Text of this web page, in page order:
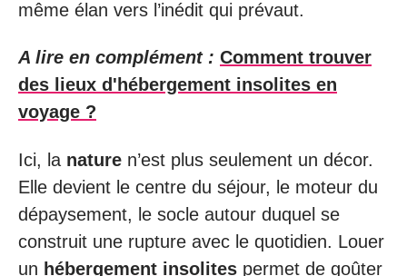
même élan vers l’inédit qui prévaut.
A lire en complément : Comment trouver
des lieux d'hébergement insolites en
voyage ?
Ici, la nature n’est plus seulement un décor.
Elle devient le centre du séjour, le moteur du
dépaysement, le socle autour duquel se
construit une rupture avec le quotidien. Louer
un hébergement insolites permet de goûter